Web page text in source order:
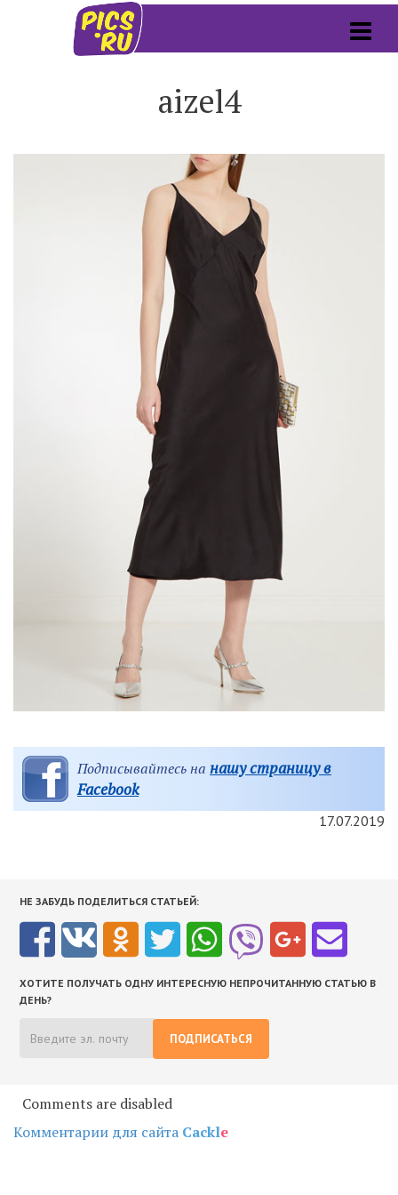
aizel4
Подписывайтесь на нашу страницу в
Facebook
17.07.2019
НЕ ЗАБУДЬ ПОДЕЛИТЬСЯ СТАТЬЕЙ:
ХОТИТЕ ПОЛУЧАТЬ ОДНУ ИНТЕРЕСНУЮ НЕПРОЧИТАННУЮ СТАТЬЮ В
ДЕНЬ?
ПОДПИСАТЬСЯ
Comments are disabled
Комментарии для сайта Cackle